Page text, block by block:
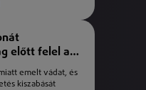
előtt felel a
emelt vádat, és
kiszabását